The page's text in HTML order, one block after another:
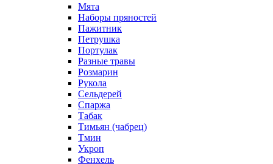
Мята
Наборы пряностей
Пажитник
Петрушка
Портулак
Разные травы
Розмарин
Рукола
Сельдерей
Спаржа
Табак
Тимьян (чабрец)
Тмин
Укроп
Фенхель